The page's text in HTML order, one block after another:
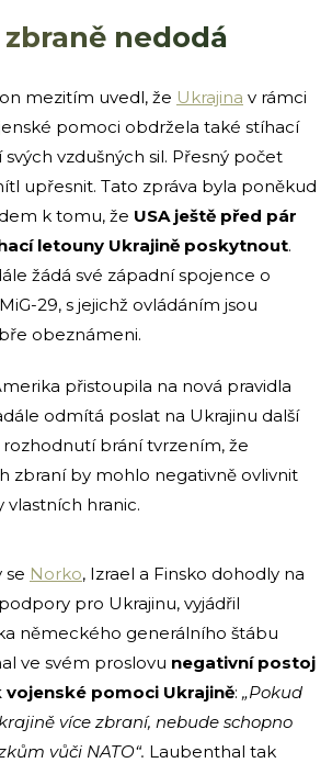
nedodá
mezitím uvedl, že Ukrajina v rámci
pomoci obdržela také stíhací
vzdušných sil. Přesný počet
upřesnit. Tato zpráva byla poněkud
k tomu, že USA ještě před pár
letouny Ukrajině poskytnout.
žádá své západní spojence o
29, s jejichž ovládáním jsou
obeznámeni.
přistoupila na nová pravidla
odmítá poslat na Ukrajinu další
rozhodnutí brání tvrzením, že
zbraní by mohlo negativně ovlivnit
hranic.
se Norko, Izrael a Finsko dohodly na
pro Ukrajinu, vyjádřil
německého generálního štábu
ve svém proslovu negativní postoj
vojenské pomoci Ukrajině: „Pokud
více zbraní, nebude schopno
vůči NATO“. Laubenthal tak